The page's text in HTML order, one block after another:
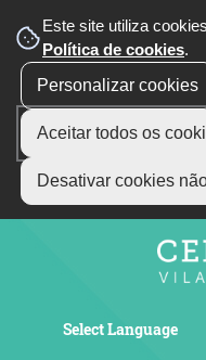
Este site utiliza
Política de cookies.
Personalizar cookies
Aceitar todos os
Desativar cookies